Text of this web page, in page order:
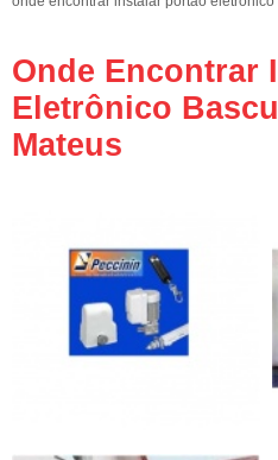
Onde Encontrar
Eletrônico
Mateus